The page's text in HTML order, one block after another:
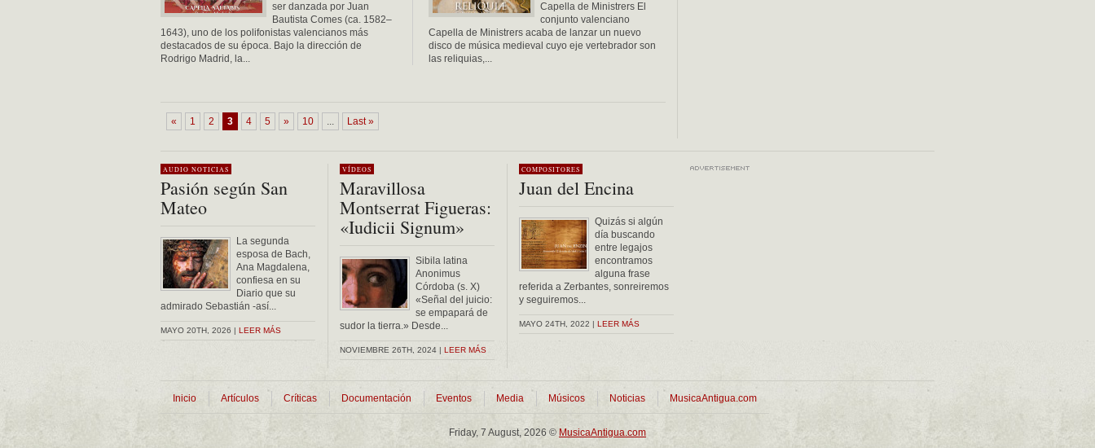
ser danzada por Juan
Bautista Comes (ca. 1582–
1643), uno de los polifonistas valencianos más
destacados de su época. Bajo la dirección de
Rodrigo Madrid, la...
Capella de Ministrers El
conjunto valenciano
Capella de Ministrers acaba de lanzar un nuevo
disco de música medieval cuyo eje vertebrador son
las reliquias,...
« 1 2 3 4 5 » 10 ... Last »
AUDIO NOTICIAS
Pasión según San
Mateo
La segunda
esposa de Bach,
Ana Magdalena,
confiesa en su
Diario que su
admirado Sebastián -así...
MAYO 20TH, 2026 | LEER MÁS
VÍDEOS
Maravillosa
Montserrat Figueras:
«Iudicii Signum»
Sibila latina
Anonimus
Córdoba (s. X)
«Señal del juicio:
se empapará de
sudor la tierra.» Desde...
NOVIEMBRE 26TH, 2024 | LEER MÁS
COMPOSITORES
Juan del Encina
Quizás si algún
día buscando
entre legajos
encontramos
alguna frase
referida a Zerbantes, sonreiremos
y seguiremos...
MAYO 24TH, 2022 | LEER MÁS
Inicio Artículos Críticas Documentación Eventos Media Músicos Noticias MusicaAntigua.com
Friday, 7 August, 2026 © MusicaAntigua.com